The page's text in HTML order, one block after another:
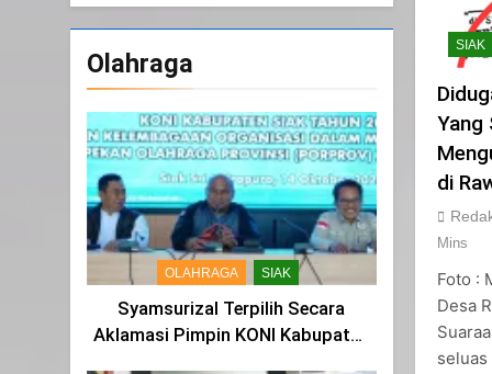
Olahraga
OLAHRAGA SIAK
Syamsurizal Terpilih Secara
Aklamasi Pimpin KONI Kabupaten
SIAK
Yang
di
Mins
Foto :
Desa